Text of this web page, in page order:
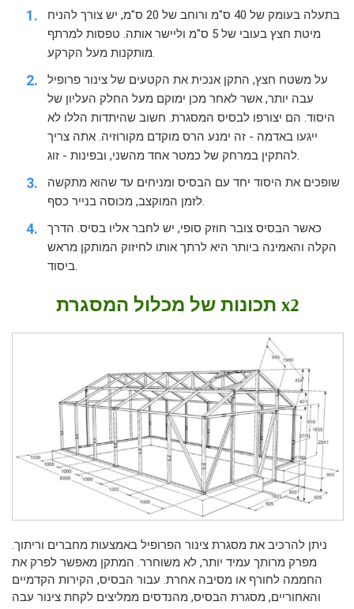
בתעלה בעומק של 40 ס"מ ורוחב של 20 ס"מ, יש צורך להניח
מיטת חצץ בעובי של 5 ס"מ וליישר אותה. טפסות למרתף
מותקנות מעל הקרקע.
על משטח חצץ, התקן אנכית את הקטעים של צינור פרופיל
עבה יותר, אשר לאחר מכן ימוקם מעל החלק העליון של
היסוד. הם יצורפו לבסיס המסגרת. חשוב שהיתדות הללו לא
ייגעו באדמה - זה ימנע הרס מוקדם מקורוזיה. אתה צריך
להתקין במרחק של כמטר אחד מהשני, ובפינות - זוג.
שופכים את היסוד יחד עם הבסיס ומניחים עד שהוא מתקשה
לזמן המוקצב, מכוסה בנייר כסף.
כאשר הבסיס צובר חוזק סופי, יש לחבר אליו בסיס. הדרך
הקלה והאמינה ביותר היא לרתך אותו לחיזוק המותקן מראש
ביסוד.
תכונות של מכלול המסגרת x2
ניתן להרכיב את מסגרת צינור הפרופיל באמצעות מחברים וריתוך.
מפרק מרותך עמיד יותר, לא משוחרר. המתקן מאפשר לפרק את
החממה לחורף או מסיבה אחרת. עבור הבסיס, הקירות הקדמיים
והאחוריים, מסגרת הבסיס, מהנדסים ממליצים לקחת צינור עבה